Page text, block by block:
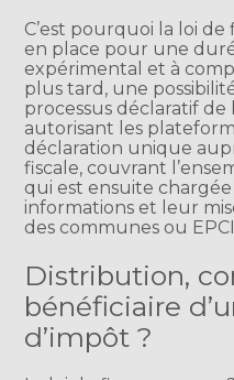
C’est pourquoi la loi
en place pour une
expérimental et à
plus tard, une
processus déclaratif de
autorisant les
déclaration unique
fiscale, couvrant
qui est ensuite
informations et leur
des communes ou
Distribution,
bénéficiaire
d’impôt ?